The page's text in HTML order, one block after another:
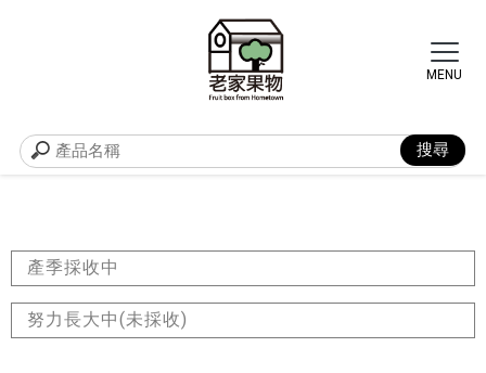
產季採收中
努力長大中(未採收)